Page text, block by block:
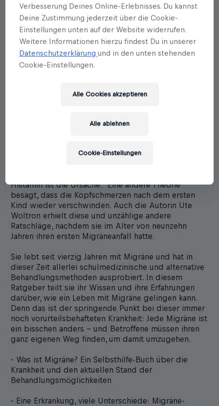
Heute nicht, ich hab Migräne
Histamin ist die Ursache.“ Eine andere Theorie
besagt, dass die Kopfschmerzen nach dem ersten
Kind wieder verschwinden. Auch die Autorin Ute
Woltron erhielt diese und unzählige andere
Ratschläge, nachdem sie im Alter von neunzehn
Jahren ihren ersten Migräneanfall hatte.
Sie lebt seit vierzig Jahren mit Migräne und hat in
dieser Zeit allerlei schulmedizinische und alternative
Behandlungsmethoden ausprobiert. In diesem
Ratgeber teilt sie ihr Wissen und ihre Erfahrungen
darüber, wie ein Leben mit Migräne gelingen kann.
Denn das ist der springende Punkt bei dieser immer
noch vorurteilsbehafteten Krankheit: Jede Migräne ist
ein bisschen anders – und Betroffene müssen ihren
ganz eigenen Weg finden, um damit umzugehen.
- Was ist Migräne? Ein Selbsthilfe-Buch über die
Krankheit und den aktuellen Stand der
Behandlungsmöglichkeiten
- Eine Erkrankung, viele Unterschiede: Migräne-
Verbesserung Deines Online-Erlebnisses. Du kannst
Deine Zustimmung jederzeit über die Cookie-
Einstellungen unten auf der Website widerrufen.
Weitere Informationen hierzu findest Du in unserer
Datenschutzerklärungund in den unten stehenden
Cookie-Einstellungen.
Alle ablehnen
Alle Cookies akzeptieren
Cookie-Einstellungen